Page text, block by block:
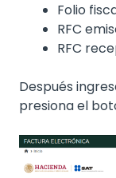
Folio
RFC
RFC
Después
presiona el